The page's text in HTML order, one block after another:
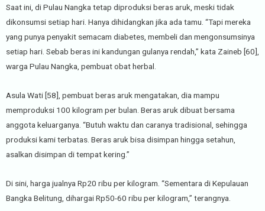
Saat ini, di Pulau Nangka tetap diproduksi beras aruk, meski tidak
dikonsumsi setiap hari. Hanya dihidangkan jika ada tamu. “Tapi mereka
yang punya penyakit semacam diabetes, membeli dan mengonsumsinya
setiap hari. Sebab beras ini kandungan gulanya rendah,” kata Zaineb [60],
warga Pulau Nangka, pembuat obat herbal.
Asula Wati [58], pembuat beras aruk mengatakan, dia mampu
memproduksi 100 kilogram per bulan. Beras aruk dibuat bersama
anggota keluarganya. “Butuh waktu dan caranya tradisional, sehingga
produksi kami terbatas. Beras aruk bisa disimpan hingga setahun,
asalkan disimpan di tempat kering.”
Di sini, harga jualnya Rp20 ribu per kilogram. “Sementara di Kepulauan
Bangka Belitung, dihargai Rp50-60 ribu per kilogram,” terangnya.